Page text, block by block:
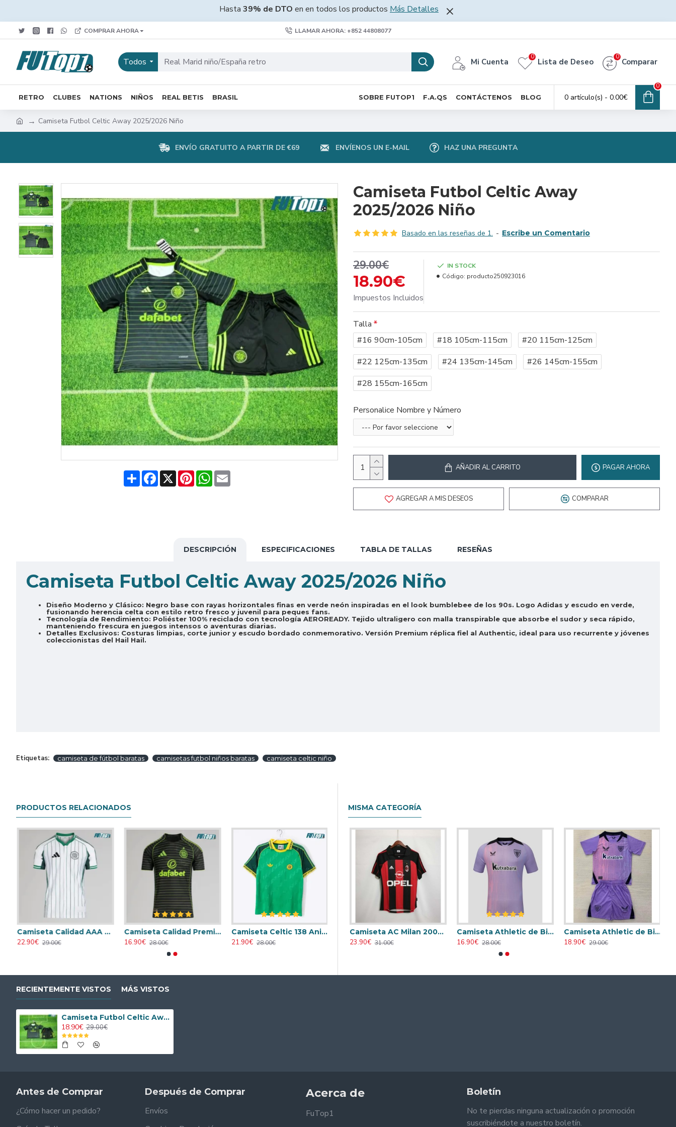
Hasta 39% de DTO en en todos los productos Más Detalles
COMPRAR AHORA LLAMAR AHORA: +852 44808077
Todos Mi Cuenta Lista de Deseo
0
Comparar
0
RETRO CLUBES NATIONS NIÑOS REAL BETIS BRASIL SOBRE FUTOP1 F.A.QS CONTÁCTENOS BLOG 0 artículo(s) - 0.00€
0
Camiseta Futbol Celtic Away 2025/2026 Niño
ENVÍO GRATUITO A PARTIR DE €69 ENVÍENOS UN E-MAIL HAZ UNA PREGUNTA
ShareFacebook
X PinterestWhatsApp
Email
Camiseta Futbol Celtic Away
2025/2026 Niño
Basado en las reseñas de 1. - Escribe un Comentario
18.90€
29.00€
Impuestos Incluidos
IN STOCK
Código: producto250923016
Talla
#16 90cm-105cm
#18 105cm-115cm
#20 115cm-125cm
#22 125cm-135cm
#24 135cm-145cm
#26 145cm-155cm
#28 155cm-165cm
Personalice Nombre y Número
AÑADIR AL CARRITO PAGAR AHORA
AGREGAR A MIS DESEOS COMPARAR
DESCRIPCIÓN ESPECIFICACIONES TABLA DE TALLAS RESEÑAS
Camiseta Futbol Celtic Away 2025/2026 Niño
Diseño Moderno y Clásico: Negro base con rayas horizontales finas en verde neón inspiradas en el look bumblebee de los 90s. Logo Adidas y escudo en verde,
fusionando herencia celta con estilo retro fresco y juvenil para peques fans.
Tecnología de Rendimiento: Poliéster 100% reciclado con tecnología AEROREADY. Tejido ultraligero con malla transpirable que absorbe el sudor y seca rápido,
manteniendo frescura en juegos intensos o aventuras diarias.
Detalles Exclusivos: Costuras limpias, corte junior y escudo bordado conmemorativo. Versión Premium réplica fiel al Authentic, ideal para uso recurrente y jóvenes
coleccionistas del Hail Hail.
Etiquetas: camiseta de fútbol baratas camisetas futbol niños baratas camiseta celtic niño
PRODUCTOS RELACIONADOS
Camiseta Calidad AAA Celtic 2025/26 Baseball Shirt Blanco
22.90€ 29.00€
Camiseta Calidad Premium Celtic Segunda Equipación 2025/2026
16.90€ 28.00€
Camiseta Celtic 138 Aniversario Verde Edición Conmemorativa
21.90€ 28.00€
MISMA CATEGORÍA
23.90€ 31.00€
Camiseta AC Milan 1998/1999 Local Retro
23.90€ 31.00€
Camiseta AC Milan 2000/2001 Local Retro
23.90€ 31.00€
Camiseta Athletic de Bilbao 2024/2025 Alternativo
16.90€
28.00€
Camiseta Athletic de Bilbao 2024/2025 Alternativo Niño Kit
18.90€ 29.00€
RECIENTEMENTE VISTOS MÁS VISTOS
Camiseta Futbol Celtic Away 2025/2026 Niño
18.90€ 29.00€
Antes de Comprar
¿Cómo hacer un pedido?
Después de Comprar
Envíos
Acerca de
FuTop1
Boletín
No te pierdas ninguna actualización o promoción
suscribiéndote a nuestro boletín.